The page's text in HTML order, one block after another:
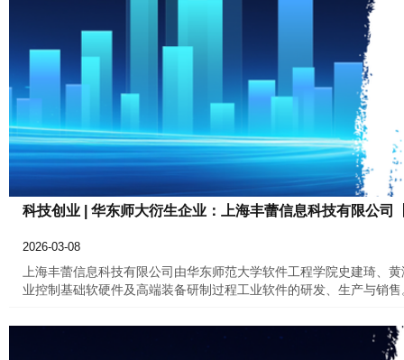
科技创业 | 华东师大衍生企业：上海丰蕾信息科技有限公司
2026-03-08
上海丰蕾信息科技有限公司由华东师范大学软件工程学院史建琦、
业控制基础软硬件及高端装备研制过程工业软件的研发、生产与销
自主知识产权体系，拥有数十项授权发明专利。